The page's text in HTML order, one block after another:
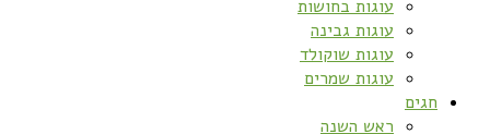
עוגות בחושות
עוגות גבינה
עוגות שוקולד
עוגות שמרים
חגים
ראש השנה